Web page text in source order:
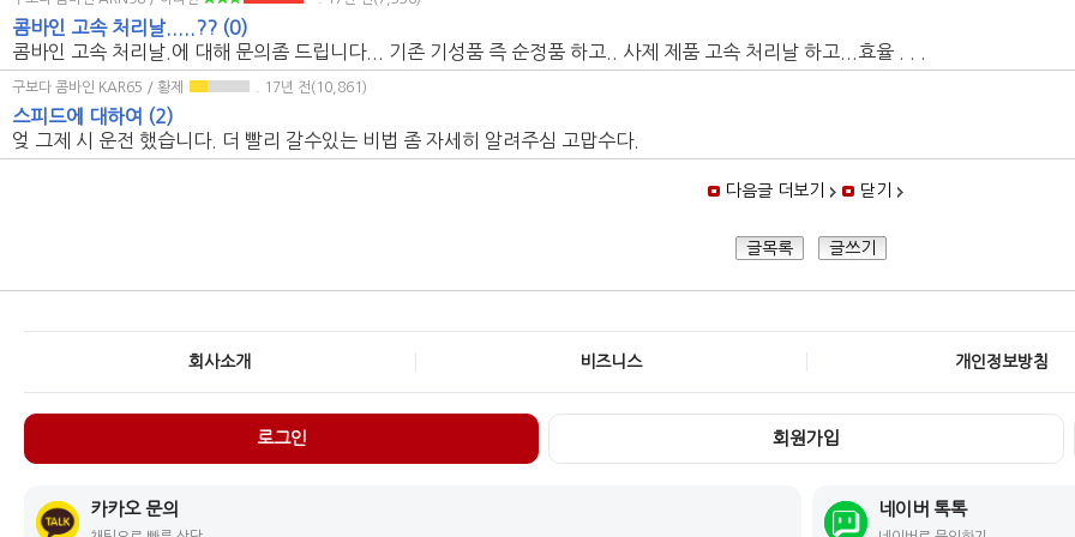
콤바인 고속 처리날.....?? (0)
콤바인 고속 처리날.에 대해 문의좀 드립니다... 기존 기성품 즉 순정품 하고.. 사제 제품 고속 처리날 하고...효율 . . .
구보다 콤바인 KAR65 / 황제 . 17년 전(10,861)
스피드에 대하여 (2)
엊 그제 시 운전 했습니다. 더 빨리 갈수있는 비법 좀 자세히 알려주심 고맙수다.
다음글 더보기 닫기
글목록 글쓰기
회사소개 비즈니스 개인정보방침
로그인 회원가입
카카오 문의 네이버 톡톡